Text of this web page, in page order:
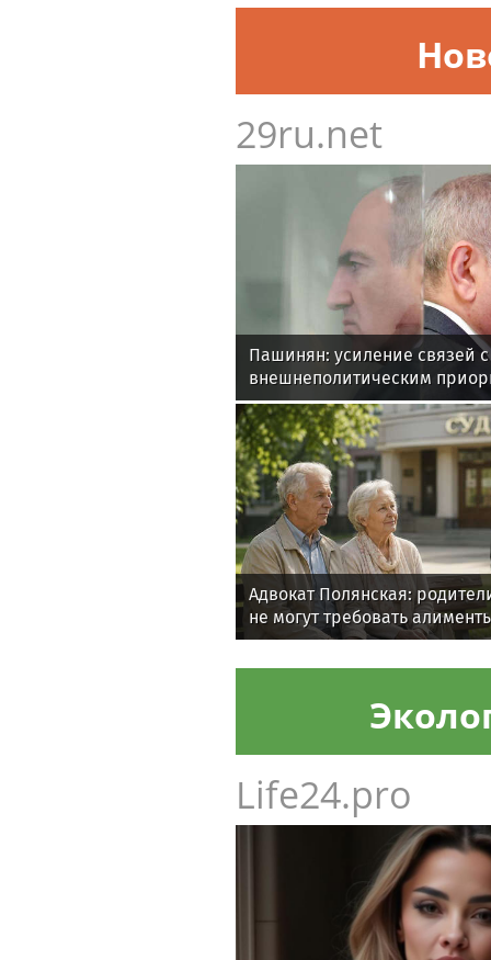
29ru.net
Пашинян: усиление связей
внешнеполитическим
Адвокат Полянская:
не могут требовать
Life24.pro